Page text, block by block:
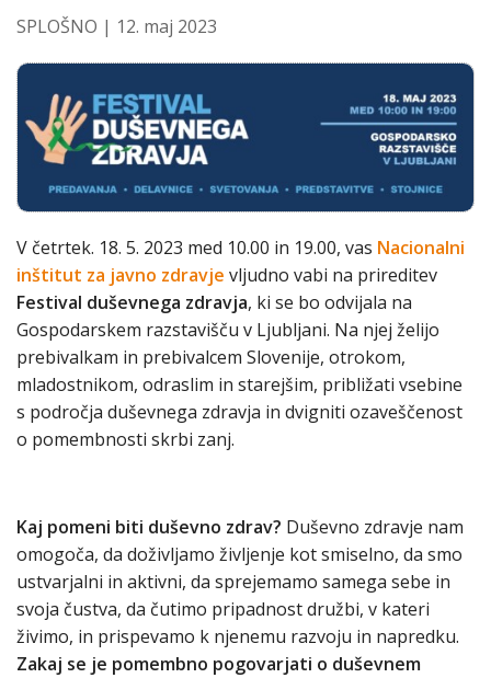
SPLOŠNO | 12. maj 2023
V četrtek. 18. 5. 2023 med 10.00 in 19.00, vas Nacionalni
inštitut za javno zdravje vljudno vabi na prireditev
Festival duševnega zdravja, ki se bo odvijala na
Gospodarskem razstavišču v Ljubljani. Na njej želijo
prebivalkam in prebivalcem Slovenije, otrokom,
mladostnikom, odraslim in starejšim, približati vsebine
s področja duševnega zdravja in dvigniti ozaveščenost
o pomembnosti skrbi zanj.
Kaj pomeni biti duševno zdrav? Duševno zdravje nam
omogoča, da doživljamo življenje kot smiselno, da smo
ustvarjalni in aktivni, da sprejemamo samega sebe in
svoja čustva, da čutimo pripadnost družbi, v kateri
živimo, in prispevamo k njenemu razvoju in napredku.
Zakaj se je pomembno pogovarjati o duševnem